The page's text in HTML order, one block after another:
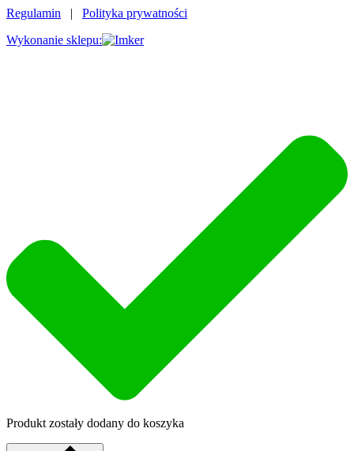
Regulamin | Polityka prywatności
Wykonanie sklepu:
Produkt zostały dodany do koszyka